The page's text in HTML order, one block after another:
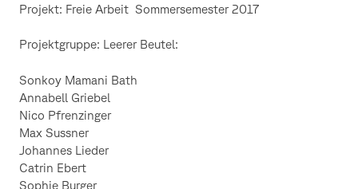
Projekt: Freie Arbeit Sommersemester 2017
Projektgruppe: Leerer Beutel:
Sonkoy Mamani Bath
Annabell Griebel
Nico Pfrenzinger
Max Sussner
Johannes Lieder
Catrin Ebert
Sophie Burger